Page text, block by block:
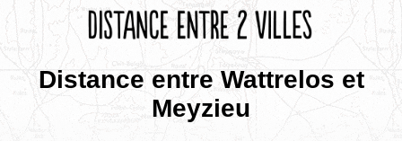
Distance entre Wattrelos et
Meyzieu